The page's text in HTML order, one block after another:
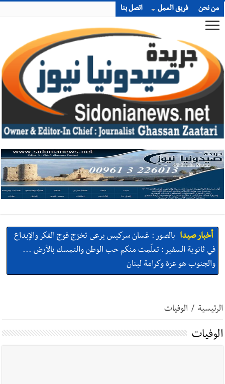
من نحن فريق العمل اتصل بنا
أخبار صيدا بالصور : غسان سركيس يرعى تخرّج فوج الفكر والإبداع
في ثانوية السفير : تعلّمت منكم حب الوطن والتمسك بالأرض ...
والجنوب هو عزة وكرامة لبنان
أخبار صيدا بلدية صيدا : حجز مركبتي توكتوك وتغريم صاحبهما
الرئيسية / الوفيات
الوفيات